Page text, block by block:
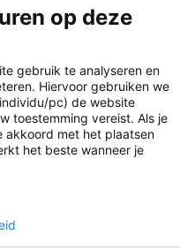
op deze
gebruik te analyseren en
Hiervoor gebruiken we
pc) de website
toestemming vereist. Als je
akkoord met het plaatsen
het beste wanneer je